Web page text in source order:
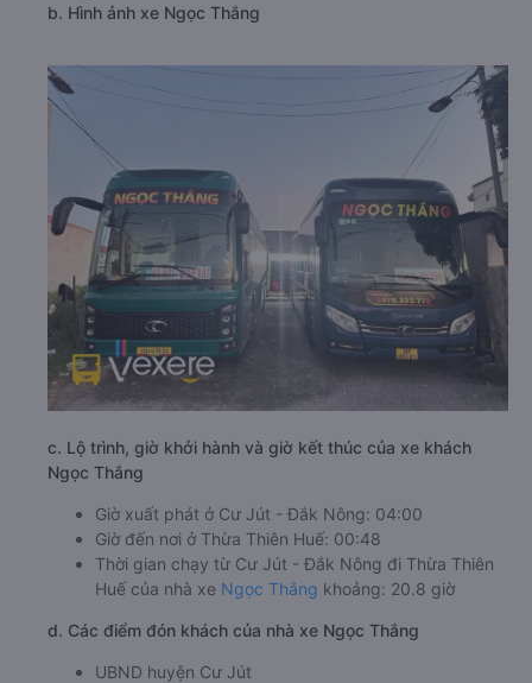
b. Hình ảnh xe Ngọc Thắng
c. Lộ trình, giờ khởi hành và giờ kết thúc của xe khách
Ngọc Thắng
Giờ xuất phát ở Cư Jút - Đắk Nông: 04:00
Giờ đến nơi ở Thừa Thiên Huế: 00:48
Thời gian chạy từ Cư Jút - Đắk Nông đi Thừa Thiên
Huế của nhà xe Ngọc Thắng khoảng: 20.8 giờ
d. Các điểm đón khách của nhà xe Ngọc Thắng
UBND huyện Cư Jút